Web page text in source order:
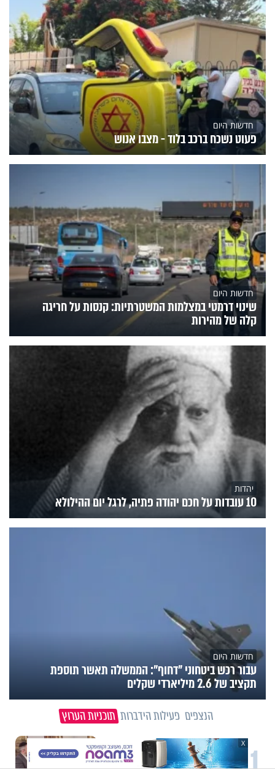
חדשות היום
פעוט נשכח ברכב בלוד - מצבו אנוש
חדשות היום
שינוי דרמטי במצלמות המשטרתיות: קנסות על חריגה
קלה של מהירות
יהדות
10 עובדות על חכם יהודה פתיה, לרגל יום ההילולא
חדשות היום
עבור רכש ביטחוני "דחוף": הממשלה תאשר תוספת
תקציב של 2.6 מיליארדי שקלים
הנצפים פעילות הידברות תוכניות הערוץ
וידיאו מגזין
"הגמגום לא מגדיר אותי": ישראל
X